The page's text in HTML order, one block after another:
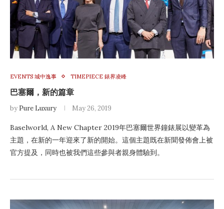
EVENTS 城中逸事 TIMEPIECE 錶界凌峰
巴塞爾，新的篇章
by Pure Luxury May 26, 2019
Baselworld, A New Chapter 2019年巴塞爾世界鐘錶展以變革為
主題，在新的一年迎來了新的開始。這個主題既在新聞發佈會上被
官方提及，同時也被我們這些參與者親身體驗到。